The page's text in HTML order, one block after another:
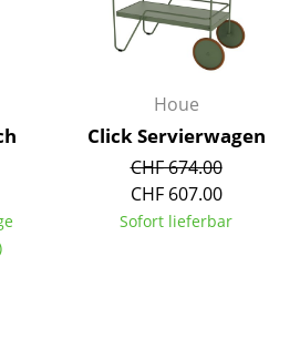
Houe
Click Servierwagen
CHF 674.00
CHF 607.00
Sofort lieferbar